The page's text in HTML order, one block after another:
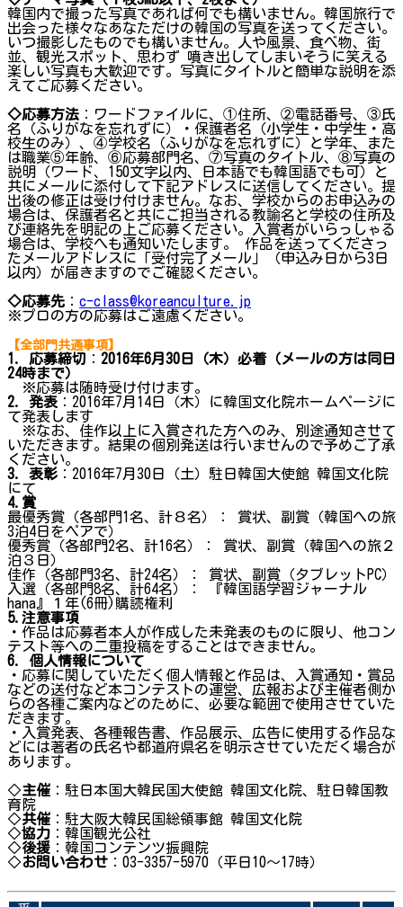
韓国内で撮った写真であれば何でも構いません。韓国旅行で
出会った様々なあなただけの韓国の写真を送ってください。
いつ撮影したものでも構いません。人や風景、食べ物、街
並、観光スポット、思わず 噴き出してしまいそうに笑える
楽しい写真も大歓迎です。写真にタイトルと簡単な説明を添
えてご応募ください。
◇応募方法 ：ワードファイルに、①住所、②電話番号、③氏
名（ふりがなを忘れずに）・保護者名（小学生・中学生・高
校生のみ）、④学校名（ふりがなを忘れずに）と学年、また
は職業⑤年齢、⑥応募部門名、⑦写真のタイトル、⑧写真の
説明（ワード、150文字以内、日本語でも韓国語でも可）と
共にメールに添付して下記アドレスに送信してください。提
出後の修正は受け付けません。なお、学校からのお申込みの
場合は、保護者名と共にご担当される教諭名と学校の住所及
び連絡先を明記の上ご応募ください。入賞者がいらっしゃる
場合は、学校へも通知いたします。 作品を送ってくださっ
たメールアドレスに「受付完了メール」（申込み日から3日
以内）が届きますのでご確認ください。
◇応募先 ： c-class@koreanculture.jp
※プロの方の応募はご遠慮ください。
【全部門共通事項】
1. 応募締切 ： 2016年6月30日（木）必着（メールの方は同日
24時まで）
※応募は随時受け付けます。
2. 発表 ：2016年7月14日（木）に韓国文化院ホームページに
て発表します
※なお、佳作以上に入賞された方へのみ、別途通知させて
いただきます。結果の個別発送は行いませんので予めご了承
ください。
3. 表彰 ：2016年7月30日（土）駐日韓国大使館 韓国文化院
にて
4.賞
最優秀賞（各部門1名、計８名）： 賞状、副賞（韓国への旅
3泊4日をペアで）
優秀賞（各部門2名、計16名）： 賞状、副賞（韓国への旅２
泊３日）
佳作（各部門3名、計24名）： 賞状、副賞（タブレットPC）
入選（各部門8名、計64名）： 『韓国語学習ジャーナル
hana』１年(6冊)購読権利
5.注意事項
・作品は応募者本人が作成した未発表のものに限り、他コン
テスト等への二重投稿をすることはできません。
6. 個人情報について
・応募に関していただく個人情報と作品は、入賞通知・賞品
などの送付など本コンテストの運営、広報および主催者側か
らの各種ご案内などのために、必要な範囲で使用させていた
だきます。
・入賞発表、各種報告書、作品展示、広告に使用する作品な
どには著者の氏名や都道府県名を明示させていただく場合が
あります。
◇主催 ：駐日本国大韓民国大使館 韓国文化院、駐日韓国教
育院
◇共催 ：駐大阪大韓民国総領事館 韓国文化院
◇協力 ：韓国観光公社
◇後援 ：韓国コンテンツ振興院
◇お問い合わせ ：03-3357-5970（平日10～17時）